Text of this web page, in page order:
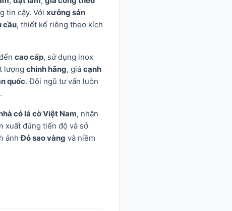
tin cậy. Với xưởng sản
cầu, thiết kế riêng theo kích
cao cấp, sử dụng inox
lượng chính hãng, giá cạnh
quốc. Đội ngũ tư vấn luôn
có lá cờ Việt Nam, nhận
xuất đúng tiến độ và sở
ảnhĐỏ sao vàng và niềm